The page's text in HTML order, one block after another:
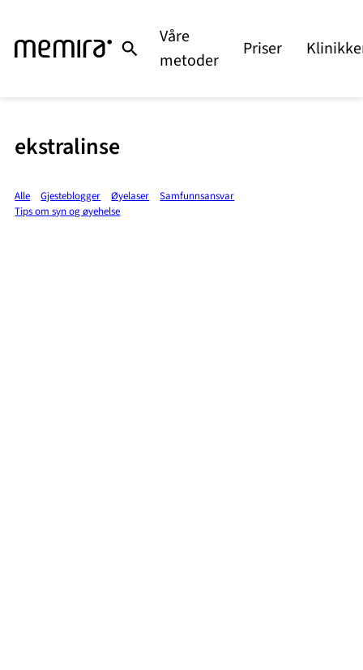
Våre
metoder
Priser
ekstralinse
Alle Gjesteblogger Øyelaser
Samfunnsansvar
Tips om syn og øyehelse